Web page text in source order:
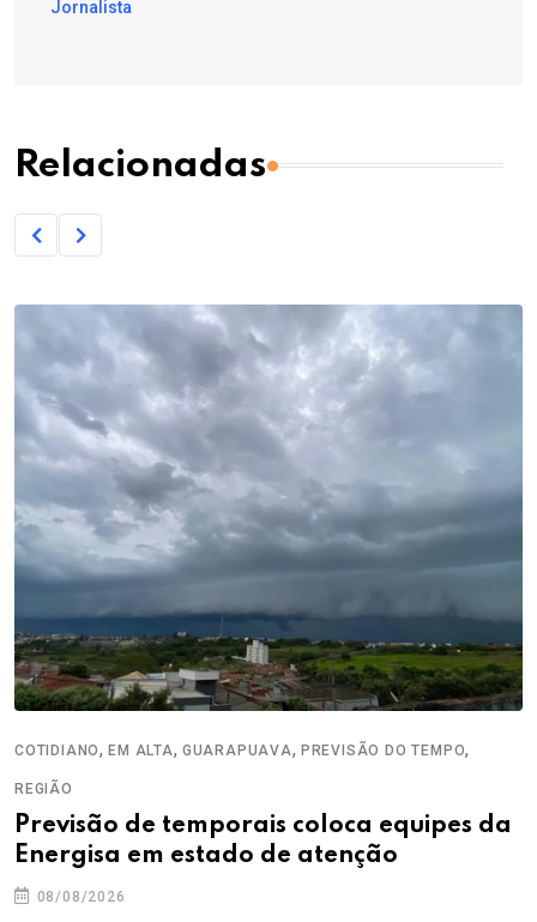
Jornalista
Relacionadas
COTIDIANO,EM ALTA, GUARAPUAVA, PREVISÃO DO TEMPO,
REGIÃO
Previsão de temporais coloca equipes da
Energisa em estado de atenção
08/08/2026